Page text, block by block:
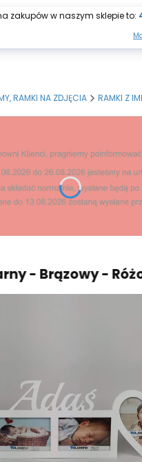
RAMKI NA ZDJĘCIA RAMKI Z
- Brązowy -
zakupów w naszym sklepie to: